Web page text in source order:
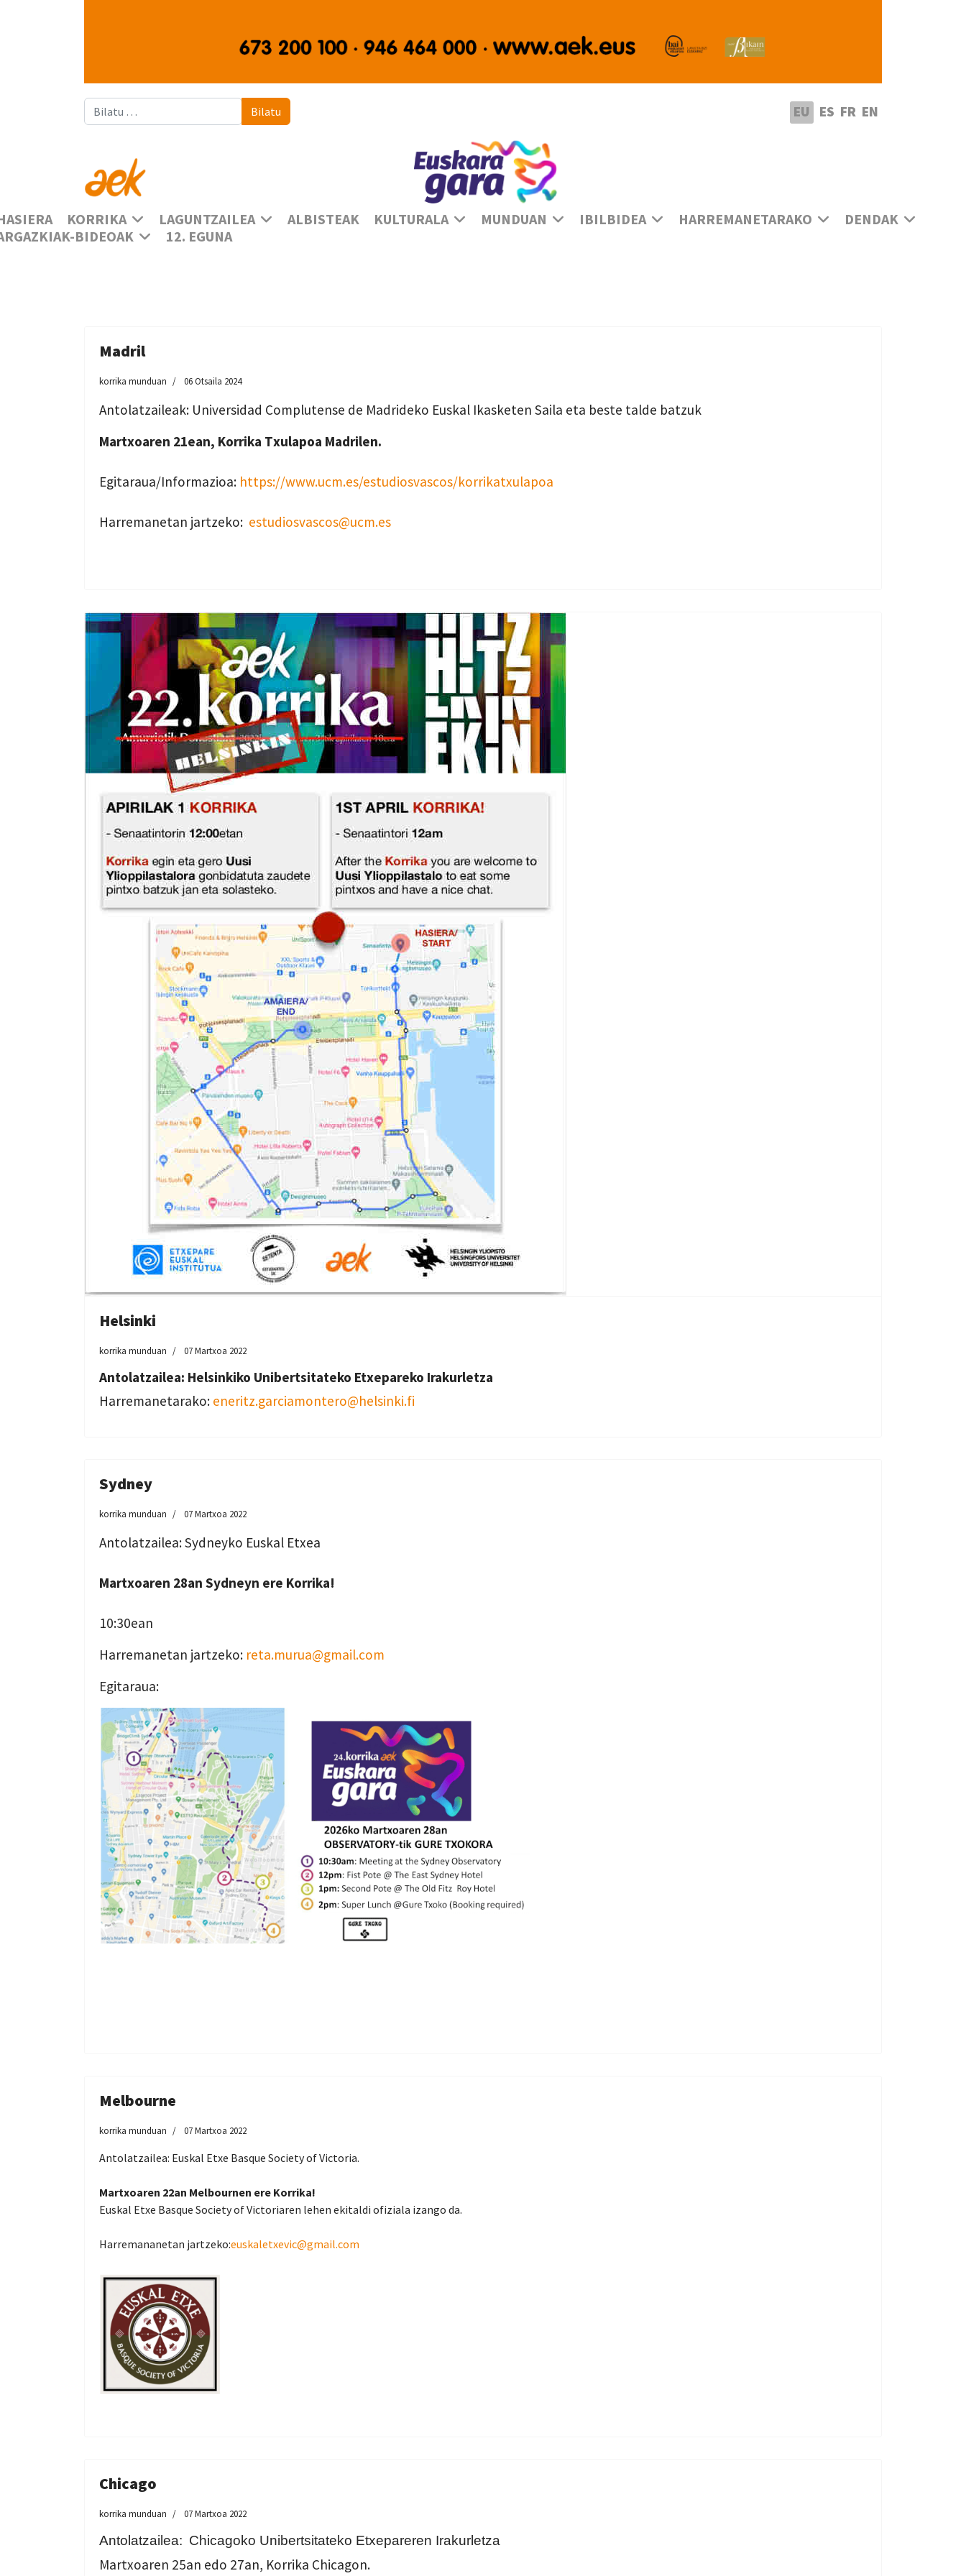
Bilatu Bilatu EU ES FR EN
KORRIKA LAGUNTZAILEA ALBISTEAK KULTURALA MUNDUAN IBILBIDEA HARREMANETARAKO
DENDAK
BIDEOAK
12. EGUNA
Madril
korrika munduan 06 Otsaila 2024
Antolatzaileak: Universidad Complutense de Madrideko Euskal Ikasketen Saila eta beste talde batzuk
Martxoaren 21ean, Korrika Txulapoa Madrilen.
Egitaraua/Informazioa: https://www.ucm.es/estudiosvascos/korrikatxulapoa
Harremanetan jartzeko: estudiosvascos@ucm.es
Helsinki
korrika munduan 07 Martxoa 2022
Antolatzailea: Helsinkiko Unibertsitateko Etxepareko Irakurletza
Harremanetarako: eneritz.garciamontero@helsinki.fi
Sydney
korrika munduan 07 Martxoa 2022
Antolatzailea: Sydneyko Euskal Etxea
Martxoaren 28an Sydneyn ere Korrika!
10:30ean
Harremanetan jartzeko: reta.murua@gmail.com
Egitaraua:
Melbourne
korrika munduan 07 Martxoa 2022
Antolatzailea: Euskal Etxe Basque Society of Victoria.
Martxoaren 22an Melbournen ere Korrika!
Euskal Etxe Basque Society of Victoriaren lehen ekitaldi ofiziala izango da.
Harremananetan jartzeko:euskaletxevic@gmail.com
Chicago
korrika munduan 07 Martxoa 2022
Antolatzailea: Chicagoko Unibertsitateko Etxepareren Irakurletza
Martxoaren 25an edo 27an, Korrika Chicagon.